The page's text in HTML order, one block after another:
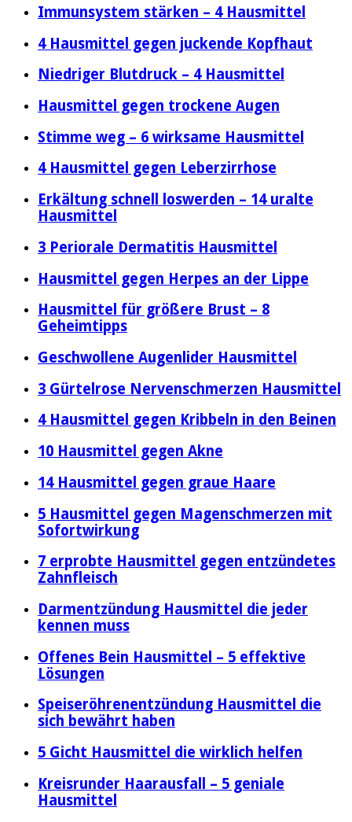
Immunsystem stärken – 4 Hausmittel
4 Hausmittel gegen juckende Kopfhaut
Niedriger Blutdruck – 4 Hausmittel
Hausmittel gegen trockene Augen
Stimme weg – 6 wirksame Hausmittel
4 Hausmittel gegen Leberzirrhose
Erkältung schnell loswerden – 14 uralte
Hausmittel
3 Periorale Dermatitis Hausmittel
Hausmittel gegen Herpes an der Lippe
Hausmittel für größere Brust – 8
Geheimtipps
Geschwollene Augenlider Hausmittel
3 Gürtelrose Nervenschmerzen Hausmittel
4 Hausmittel gegen Kribbeln in den Beinen
10 Hausmittel gegen Akne
14 Hausmittel gegen graue Haare
5 Hausmittel gegen Magenschmerzen mit
Sofortwirkung
7 erprobte Hausmittel gegen entzündetes
Zahnfleisch
Darmentzündung Hausmittel die jeder
kennen muss
Offenes Bein Hausmittel – 5 effektive
Lösungen
Speiseröhrenentzündung Hausmittel die
sich bewährt haben
5 Gicht Hausmittel die wirklich helfen
Kreisrunder Haarausfall – 5 geniale
Hausmittel